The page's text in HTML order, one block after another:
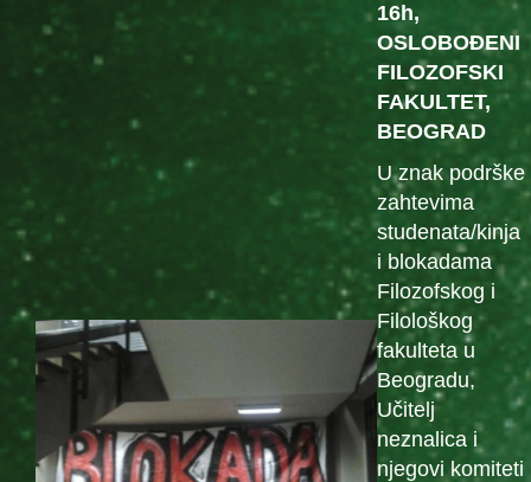
16h,
OSLOBOĐENI
FILOZOFSKI
FAKULTET,
BEOGRAD
U znak podrške
zahtevima
studenata/kinja
i blokadama
Filozofskog i
Filološkog
fakulteta u
Beogradu,
Učitelj
neznalica i
njegovi komiteti